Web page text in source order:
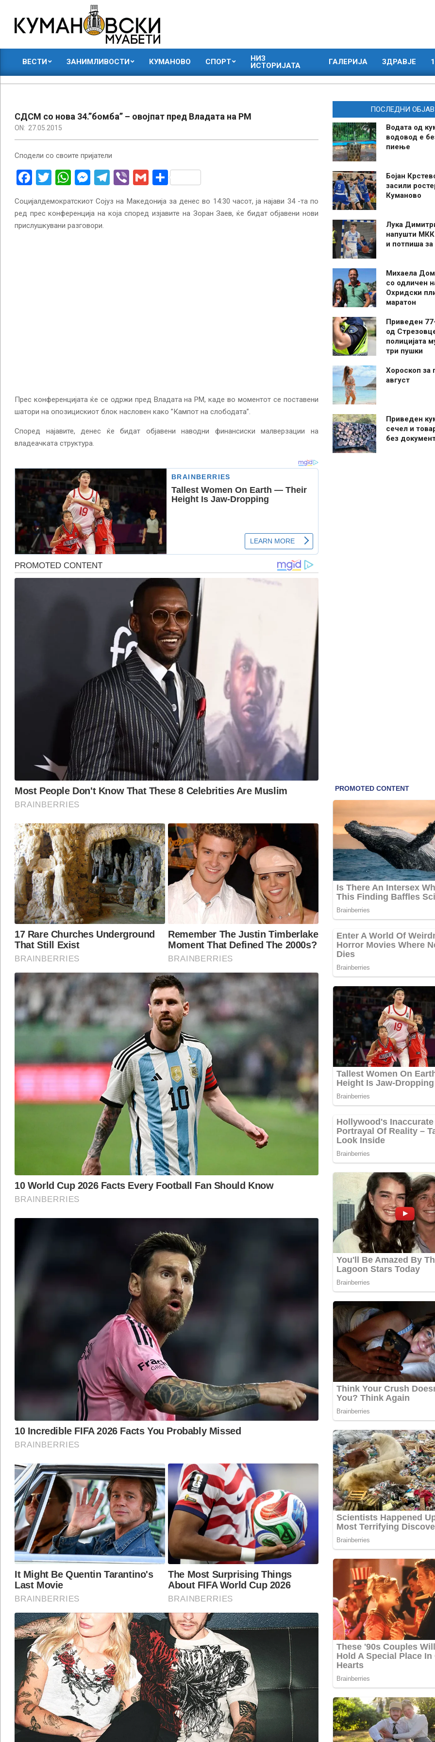
content
КУМАНОВСКИ
МУАБЕТИ
ВЕСТИ ЗАНИМЛИВОСТИ КУМАНОВО СПОРТ
НИЗ
ИСТОРИЈАТА
ГАЛЕРИЈА ЗДРАВЈЕ
СДСМ со нова 34.”бомба” – овојпат пред Владата на РМ
ON: 27.05.2015
Сподели со своите пријатели
Facebook
Twitter
WhatsApp
Messenger
Telegram
ViberGmailShare
Социјалдемократскиот Сојуз на Македонија за денес во 14:30 часот, ја најави 34 -та по
ред прес конференција на која според изјавите на Зоран Заев, ќе бидат објавени нови
прислушкувани разговори.
Прес конференцијата ќе се одржи пред Владата на РМ, каде во моментот се поставени
шатори на опозицискиот блок насловен како ”Кампот на слободата”.
Според најавите, денес ќе бидат објавени наводни финансиски малверзации на
владеачката структура.
ПОСЛЕДНИ
Водата од
водовод е
пиење
Бојан
засили
Куманово
Лука
напушти
и потпиша
Михаела
со одличен
Охридски
маратон
Приведен
од
полицијата
три пушки
Хороскоп за
август
Приведен
сечел и
без